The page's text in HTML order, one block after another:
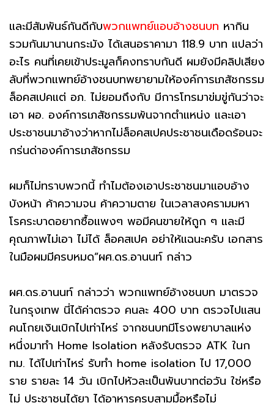
และมีสัมพันธ์กันดีกับพวกแพทย์แอบอ้างชนบท หากิน
รวมกันมานานกระมัง ได้เสนอราคามา 118.9 บาท แปลว่า
อะไร คนที่เคยเข้าประมูลก็คงทราบกันดี ผมยังมีคลิปเสียง
ลับที่พวกแพทย์อ้างชนบทพยายามให้องค์การเภสัชกรรม
ล็อคสเปคแต่ อภ. ไม่ยอมถึงกับ มีการโทรมาข่มขู่กันว่าจะ
เอา ผอ. องค์การเภสัชกรรมพ้นจากตำแหน่ง และเอา
ประชาชนมาอ้างว่าหากไม่ล็อคสเปคประชาชนเดือดร้อนจะ
กร่นด่าองค์การเภสัชกรรม
ผมก็ไม่ทราบพวกนี้ ทำไมต้องเอาประชาชนมาแอบอ้าง
บังหน้า ค้าความจน ค้าความตาย ในเวลาสงครามมหา
โรคระบาดอยากซื้อแพงๆ พอมีคนขายให้ถูก ๆ และมี
คุณภาพไม่เอา ไม่ได้ ล็อคสเปค อย่าให้แฉนะครับ เอกสาร
ในมือผมมีครบหมด”ผศ.ดร.อานนท์ กล่าว
ผศ.ดร.อานนท์ กล่าวว่า พวกแพทย์อ้างชนบท มาตรวจ
ในกรุงเทพ นี่ได้ค่าตรวจ คนละ 400 บาท ตรวจไปแสน
คนโกยเงินเบิกไปเท่าไหร่ จากชนบทมีโรงพยาบาลแห่ง
หนึ่งมาทำ Home Isolation หลังรับตรวจ ATK ในก
ทม. ได้ไปเท่าไหร่ รับทำ home isolation ไป 17,000
ราย รายละ 14 วัน เบิกไปหัวละเป็นพันบาทต่อวัน ใช่หรือ
ไม่ ประชาชนได้ยา ได้อาหารครบสามมื้อหรือไม่